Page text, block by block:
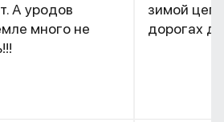
А уродов
много не
зимой
дорогах